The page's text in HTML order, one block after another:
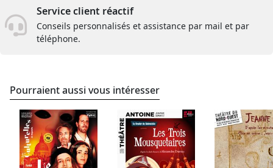
Service client réactif
Conseils personnalisés et assistance par mail et par
téléphone.
Pourraient aussi vous intéresser